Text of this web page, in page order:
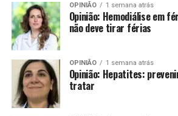
OPINIÃO 1 semana atrás
Opinião: Hemodiálise em
não deve tirar férias
OPINIÃO 1 semana atrás
Opinião: Hepatites:
tratar